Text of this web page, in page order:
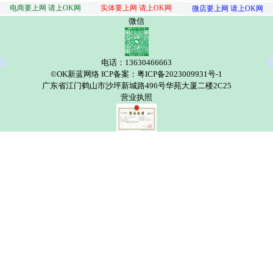
电商要上网 请上OK网
实体要上网 请上OK网 微店要上网 请上OK网
微信
电话：13630466663
©OK新蓝网络 ICP备案：粤ICP备2023009931号-1
广东省江门鹤山市沙坪新城路496号华苑大厦二楼2C25
营业执照